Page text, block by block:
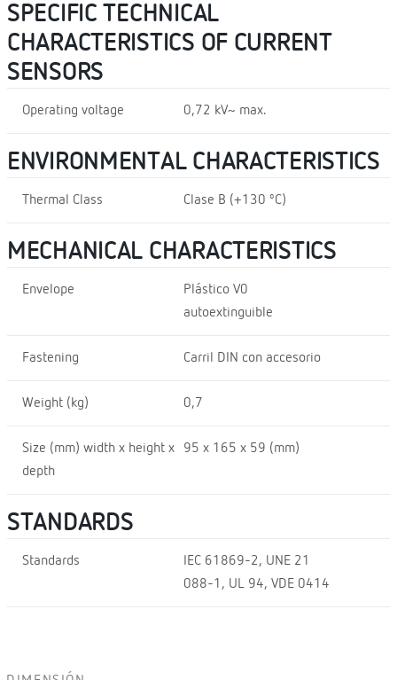
SPECIFIC TECHNICAL
CHARACTERISTICS OF CURRENT
SENSORS
Operating voltage 0,72 kV~ max.
ENVIRONMENTAL CHARACTERISTICS
Thermal Class Clase B (+130 ºC)
MECHANICAL CHARACTERISTICS
Envelope
Plástico V0
autoextinguible
Fastening Carril DIN con accesorio
Weight (kg) 0,7
Size (mm) width x height x
depth
95 x 165 x 59 (mm)
STANDARDS
Standards
IEC 61869-2, UNE 21
088-1, UL 94, VDE 0414